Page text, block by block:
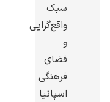
سبک
واقع‌گرایی
و
فضای
فرهنگی
اسپانیا